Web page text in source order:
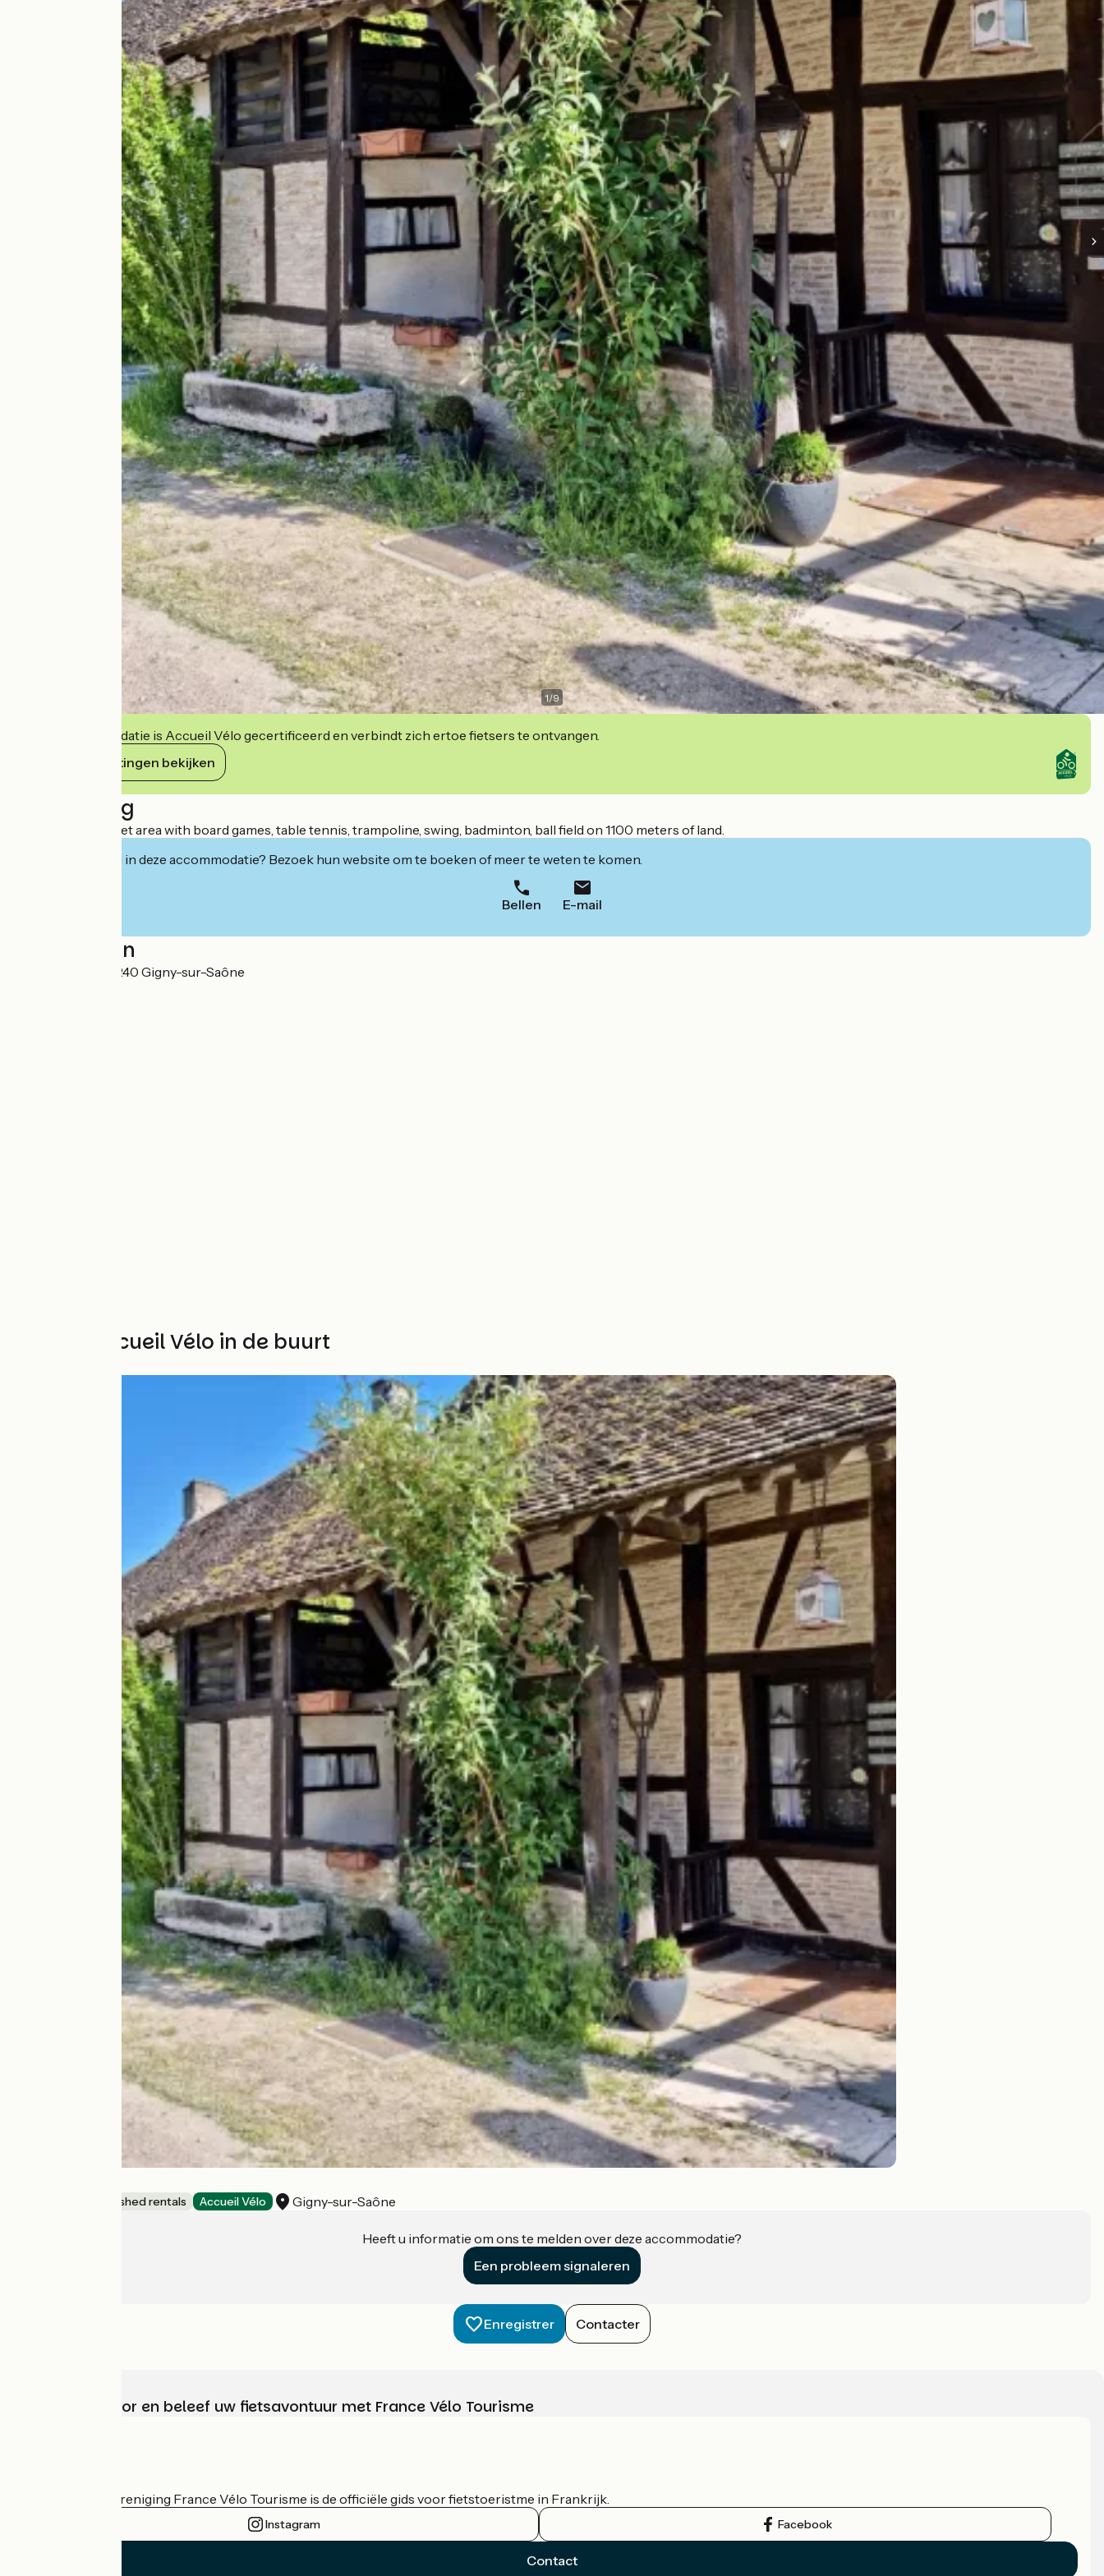
1/9
Deze accommodatie is Accueil Vélo gecertificeerd en verbindt zich ertoe fietsers te ontvangen.
Haar verplichtingen bekijken
Beschrijving
Family gite in a quiet area with board games, table tennis, trampoline, swing, badminton, ball field on 1100 meters of land.
Geïnteresseerd in deze accommodatie? Bezoek hun website om te boeken of meer te weten te komen.
Bellen E-mail
Localisation
16 Grande Rue 71240 Gigny-sur-Saône
Andere Accueil Vélo in de buurt
Lodgings and furnished rentals Accueil Vélo Gigny-sur-Saône
Heeft u informatie om ons te melden over deze accommodatie?
Een probleem signaleren
Enregistrer Contacter
Kies, bereid voor en beleef uw fietsavontuur met France Vélo Tourisme
De nationale vereniging France Vélo Tourisme is de officiële gids voor fietstoeristme in Frankrijk.
Instagram Facebook
Contact